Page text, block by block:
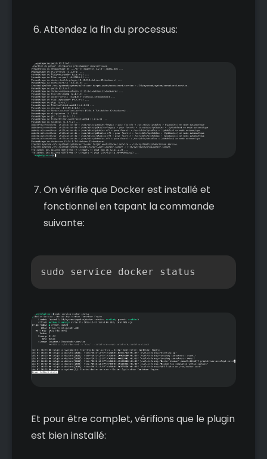
Attendez la fin du processus:
On vérifie que Docker est installé et
fonctionnel en tapant la commande
suivante:
sudo service docker status
Et pour être complet, vérifions que le plugin
est bien installé: